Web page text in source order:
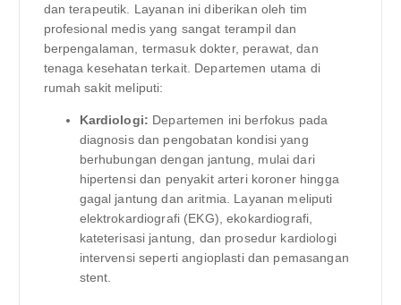
dan terapeutik. Layanan ini diberikan oleh tim
profesional medis yang sangat terampil dan
berpengalaman, termasuk dokter, perawat, dan
tenaga kesehatan terkait. Departemen utama di
rumah sakit meliputi:
Kardiologi: Departemen ini berfokus pada
diagnosis dan pengobatan kondisi yang
berhubungan dengan jantung, mulai dari
hipertensi dan penyakit arteri koroner hingga
gagal jantung dan aritmia. Layanan meliputi
elektrokardiografi (EKG), ekokardiografi,
kateterisasi jantung, dan prosedur kardiologi
intervensi seperti angioplasti dan pemasangan
stent.